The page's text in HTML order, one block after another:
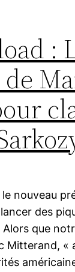
:
le nouveau
des
Alors que
Mitterand, «